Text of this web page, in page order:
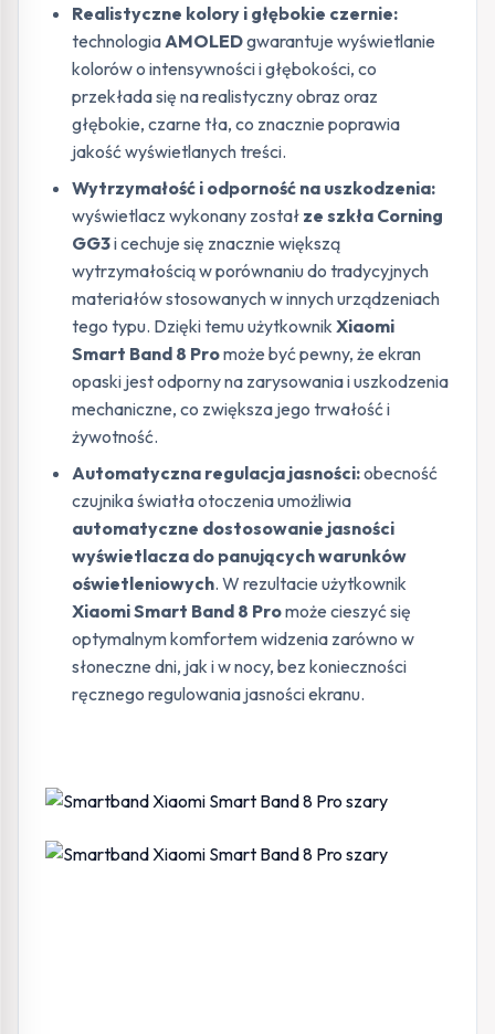
Realistyczne kolory i głębokie czernie:
technologia AMOLEDgwarantuje wyświetlanie
kolorów o intensywności i głębokości, co
przekłada się na realistyczny obraz oraz
głębokie, czarne tła, co znacznie poprawia
jakość wyświetlanych treści.
Wytrzymałość i odporność na uszkodzenia:
wyświetlacz wykonany został ze szkła Corning
GG3i cechuje się znacznie większą
wytrzymałością w porównaniu do tradycyjnych
materiałów stosowanych w innych urządzeniach
tego typu. Dzięki temu użytkownik Xiaomi
Smart Band 8 Promoże być pewny, że ekran
opaski jest odporny na zarysowania i uszkodzenia
mechaniczne, co zwiększa jego trwałość i
żywotność.
Automatyczna regulacja jasności:obecność
czujnika światła otoczenia umożliwia
automatyczne dostosowanie jasności
wyświetlacza do panujących warunków
oświetleniowych. W rezultacie użytkownik
Xiaomi Smart Band 8 Promoże cieszyć się
optymalnym komfortem widzenia zarówno w
słoneczne dni, jak i w nocy, bez konieczności
ręcznego regulowania jasności ekranu.